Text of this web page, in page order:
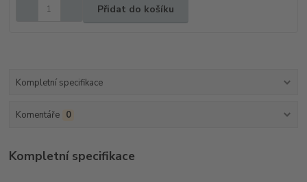
Přidat do košíku
Kompletní specifikace
Komentáře 0
Kompletní specifikace